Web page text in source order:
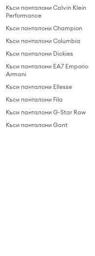
Къси панталони Calvin Klein
Performance
Къси панталони Champion
Къси панталони Columbia
Къси панталони Dickies
Къси панталони EA7 Emporio
Armani
Къси панталони Ellesse
Къси панталони Fila
Къси панталони G-Star Raw
Къси панталони Gant